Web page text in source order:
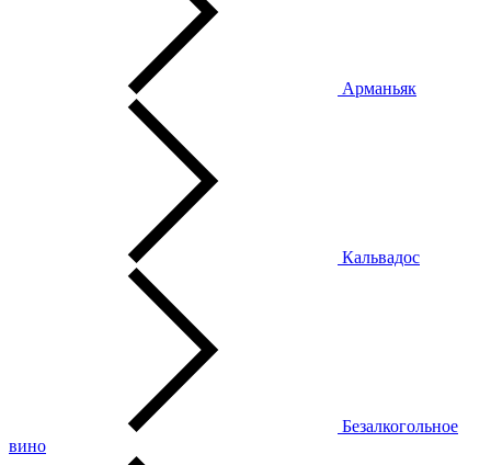
Арманьяк
Кальвадос
Безалкогольное
вино